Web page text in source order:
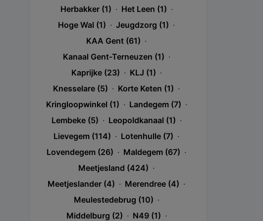
Herbakker (1) · Het Leen (1) ·
Hoge Wal (1) · Jeugdzorg (1) ·
KAA Gent (61) ·
Kanaal Gent-Terneuzen (1) ·
Kaprijke (23) · KLJ (1) ·
Knesselare (5) · Korte Keten (1) ·
Kringloopwinkel (1) · Landegem (7) ·
Lembeke (5) · Leopoldkanaal (1) ·
Lievegem (114) · Lotenhulle (7) ·
Lovendegem (26) · Maldegem (67) ·
Meetjesland (424) ·
Meetjeslander (4) · Merendree (4) ·
Meulestedebrug (10) ·
Middelburg (2) · N49 (1) ·